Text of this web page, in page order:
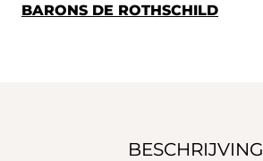
BARONS DE ROTHSCHILD
BESCHRIJVING